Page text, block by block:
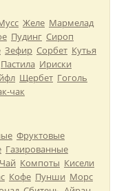
Желе Мармелад
Пудинг Сироп
Зефир Сорбет Кутья
Пастила Ириски
Щербет Гоголь
чак
Фруктовые
Газированные
Чай Компоты Кисели
Кофе Пунши Морс